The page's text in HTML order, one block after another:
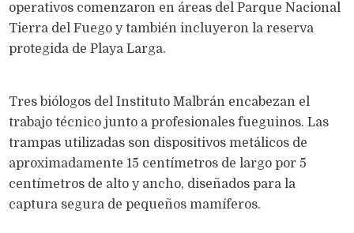
operativos comenzaron en áreas del Parque Nacional
Tierra del Fuego y también incluyeron la reserva
protegida de Playa Larga.
Tres biólogos del Instituto Malbrán encabezan el
trabajo técnico junto a profesionales fueguinos. Las
trampas utilizadas son dispositivos metálicos de
aproximadamente 15 centímetros de largo por 5
centímetros de alto y ancho, diseñados para la
captura segura de pequeños mamíferos.